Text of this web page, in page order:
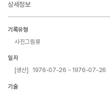
상세정보
기록유형
사진그림류
일자
[생산] 1976-07-26 ~ 1976-07-26
기술